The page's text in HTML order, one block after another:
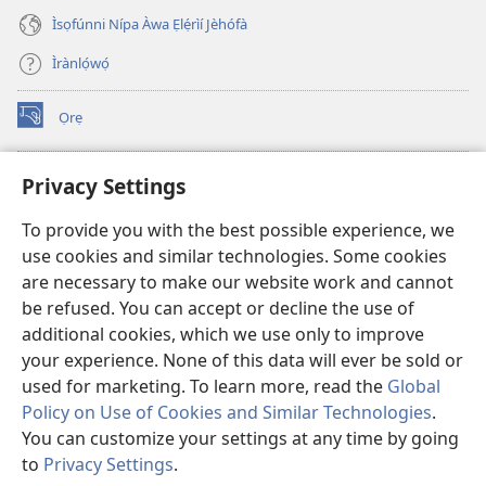
Privacy Settings
To provide you with the best possible experience, we
use cookies and similar technologies. Some cookies
are necessary to make our website work and cannot
be refused. You can accept or decline the use of
additional cookies, which we use only to improve
your experience. None of this data will ever be sold or
used for marketing. To learn more, read the Global
Policy on Use of Cookies and Similar Technologies.
You can customize your settings at any time by going
to Privacy Settings.
Ìsọfúnni Nípa Àwa Ẹlẹ́rìí Jèhófà
Ìrànlọ́wọ́
Ọrẹ
(opens
new
ÀKÁ ÌWÉ ORÍ ÍŃTÁNẸ́Ẹ̀TÌ TI Watchtower™
(opens
window)JW Hub
(opens
new
window)JW Library
Watchtower Library ®
Copyright© 2026 Watch Tower Bible and Tract Society of Pennsylvania.
ÀDÉHÙN LÍLO ÌKÀNNÌ